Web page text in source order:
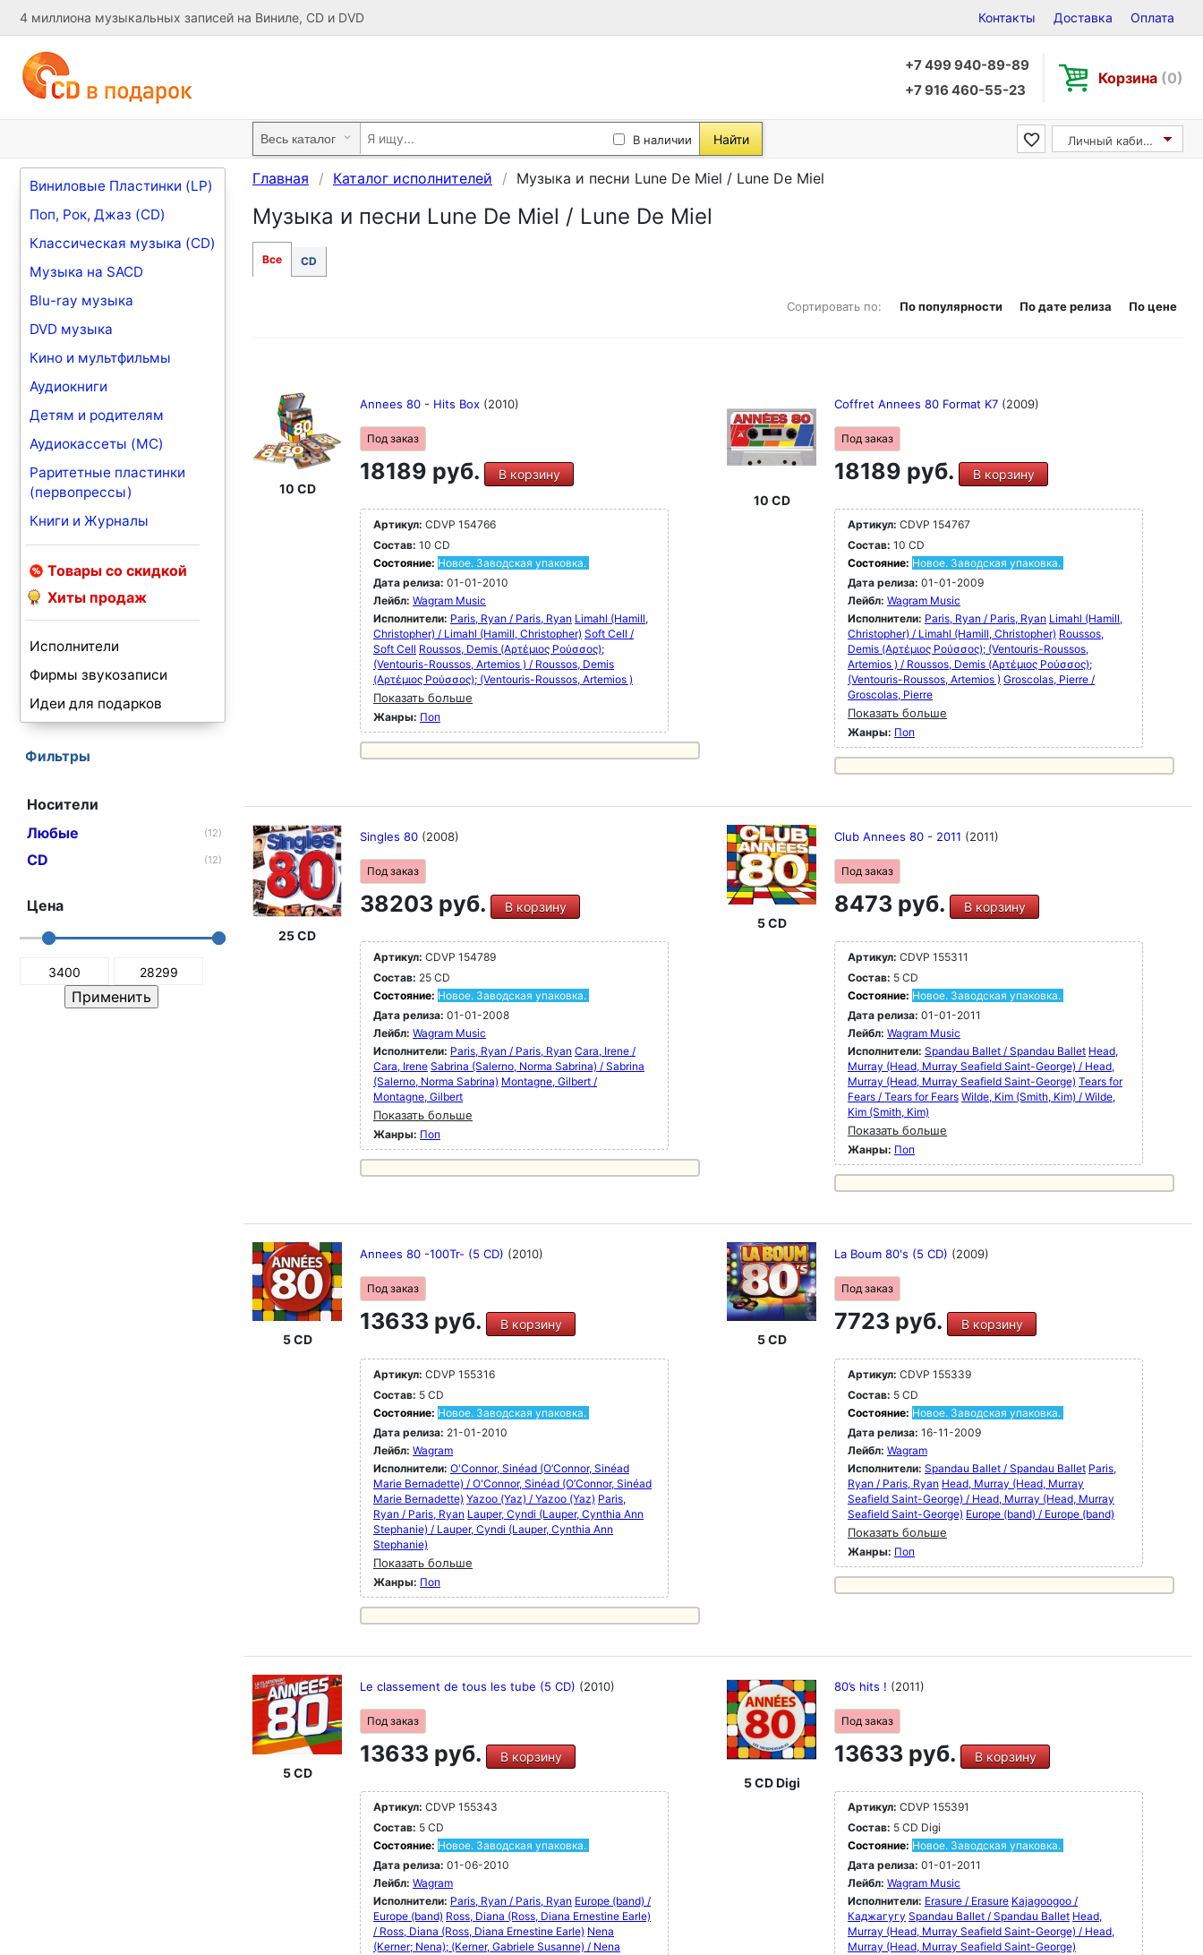
4 миллиона музыкальных записей на Виниле, CD и DVD Контакты Доставка Оплата
+7 499 940-89-89
+7 916 460-55-23
Корзина (0)
В наличии Найти Личный кабинет
Виниловые Пластинки (LP)
Поп, Рок, Джаз (CD)
Классическая музыка (CD)
Музыка на SACD
Blu-ray музыка
DVD музыка
Кино и мультфильмы
Аудиокниги
Детям и родителям
Аудиокассеты (MC)
Раритетные пластинки
(первопрессы)
Книги и Журналы
Товары со скидкой
Хиты продаж
Исполнители
Фирмы звукозаписи
Идеи для подарков
Фильтры
Носители
Любые
(12)
CD (12)
Цена
Главная Каталог исполнителей Музыка и песни Lune De Miel / Lune De Miel
Музыка и песни Lune De Miel / Lune De Miel
Все CD
Сортировать по: По популярности По дате релиза По цене
10 CD
Annees 80 - Hits Box (2010)
Под заказ
18189 руб. В корзину
Артикул: CDVP 154766
Состав: 10 CD
Состояние: Новое. Заводская упаковка.
Дата релиза: 01-01-2010
Лейбл: Wagram Music
Исполнители: Paris, Ryan / Paris, Ryan Limahl (Hamill,
Christopher) / Limahl (Hamill, Christopher) Soft Cell /
Soft Cell Roussos, Demis (Αρτέμιος Ρούσσος);
(Ventouris-Roussos, Artemios ) / Roussos, Demis
(Αρτέμιος Ρούσσος); (Ventouris-Roussos, Artemios )
Показать больше
Жанры: Поп
10 CD
Coffret Annees 80 Format K7 (2009)
Под заказ
18189 руб. В корзину
Артикул: CDVP 154767
Состав: 10 CD
Состояние: Новое. Заводская упаковка.
Дата релиза: 01-01-2009
Лейбл: Wagram Music
Исполнители: Paris, Ryan / Paris, Ryan Limahl (Hamill,
Christopher) / Limahl (Hamill, Christopher) Roussos,
Demis (Αρτέμιος Ρούσσος); (Ventouris-Roussos,
Artemios ) / Roussos, Demis (Αρτέμιος Ρούσσος);
(Ventouris-Roussos, Artemios ) Groscolas, Pierre /
Groscolas, Pierre
Показать больше
Жанры: Поп
25 CD
Singles 80 (2008)
Под заказ
38203 руб. В корзину
Артикул: CDVP 154789
Состав: 25 CD
Состояние: Новое. Заводская упаковка.
Дата релиза: 01-01-2008
Лейбл: Wagram Music
Исполнители: Paris, Ryan / Paris, Ryan Cara, Irene /
Cara, Irene Sabrina (Salerno, Norma Sabrina) / Sabrina
(Salerno, Norma Sabrina) Montagne, Gilbert /
Montagne, Gilbert
Показать больше
Жанры: Поп
5 CD
Club Annees 80 - 2011 (2011)
Под заказ
8473 руб. В корзину
Артикул: CDVP 155311
Состав: 5 CD
Состояние: Новое. Заводская упаковка.
Дата релиза: 01-01-2011
Лейбл: Wagram Music
Исполнители: Spandau Ballet / Spandau Ballet Head,
Murray (Head, Murray Seafield Saint-George) / Head,
Murray (Head, Murray Seafield Saint-George) Tears for
Fears / Tears for Fears Wilde, Kim (Smith, Kim) / Wilde,
Kim (Smith, Kim)
Показать больше
Жанры: Поп
5 CD
Annees 80 -100Tr- (5 CD) (2010)
Под заказ
13633 руб. В корзину
Артикул: CDVP 155316
Состав: 5 CD
Состояние: Новое. Заводская упаковка.
Дата релиза: 21-01-2010
Лейбл: Wagram
Исполнители: O'Connor, Sinéad (O’Connor, Sinéad
Marie Bernadette) / O'Connor, Sinéad (O’Connor, Sinéad
Marie Bernadette) Yazoo (Yaz) / Yazoo (Yaz) Paris,
Ryan / Paris, Ryan Lauper, Cyndi (Lauper, Cynthia Ann
Stephanie) / Lauper, Cyndi (Lauper, Cynthia Ann
Stephanie)
Показать больше
Жанры: Поп
5 CD
La Boum 80's (5 CD) (2009)
Под заказ
7723 руб. В корзину
Артикул: CDVP 155339
Состав: 5 CD
Состояние: Новое. Заводская упаковка.
Дата релиза: 16-11-2009
Лейбл: Wagram
Исполнители: Spandau Ballet / Spandau Ballet Paris,
Ryan / Paris, Ryan Head, Murray (Head, Murray
Seafield Saint-George) / Head, Murray (Head, Murray
Seafield Saint-George) Europe (band) / Europe (band)
Показать больше
Жанры: Поп
5 CD
Le classement de tous les tube (5 CD) (2010)
Под заказ
13633 руб. В корзину
Артикул: CDVP 155343
Состав: 5 CD
Состояние: Новое. Заводская упаковка.
Дата релиза: 01-06-2010
Лейбл: Wagram
Исполнители: Paris, Ryan / Paris, Ryan Europe (band) /
Europe (band) Ross, Diana (Ross, Diana Ernestine Earle)
/ Ross, Diana (Ross, Diana Ernestine Earle) Nena
(Kerner; Nena); (Kerner, Gabriele Susanne) / Nena
5 CD Digi
80’s hits ! (2011)
Под заказ
13633 руб. В корзину
Артикул: CDVP 155391
Состав: 5 CD Digi
Состояние: Новое. Заводская упаковка.
Дата релиза: 01-01-2011
Лейбл: Wagram Music
Исполнители: Erasure / Erasure Kajagoogoo /
Каджагугу Spandau Ballet / Spandau Ballet Head,
Murray (Head, Murray Seafield Saint-George) / Head,
Murray (Head, Murray Seafield Saint-George)